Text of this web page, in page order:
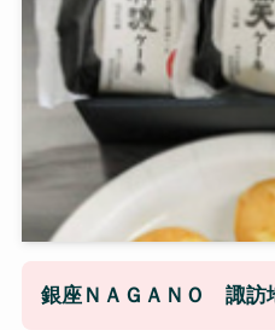
銀座ＮＡＧＡＮＯ 諏訪